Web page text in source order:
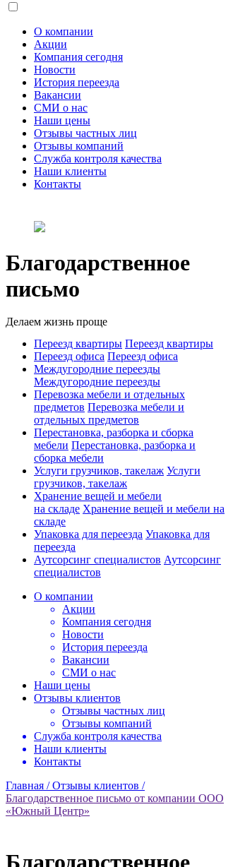
О компании
Акции
Компания сегодня
Новости
История переезда
Вакансии
СМИ о нас
Наши цены
Отзывы частных лиц
Отзывы компаний
Служба контроля качества
Наши клиенты
Контакты
Благодарственное
письмо
Делаем жизнь проще
Переезд квартиры Переезд квартиры
Переезд офиса Переезд офиса
Междугородние переезды
Междугородние переезды
Перевозка мебели и отдельных
предметов Перевозка мебели и
отдельных предметов
Перестановка, разборка и сборка
мебели Перестановка, разборка и
сборка мебели
Услуги грузчиков, такелаж Услуги
грузчиков, такелаж
Хранение вещей и мебели
на складе Хранение вещей и мебели на
складе
Упаковка для переезда Упаковка для
переезда
Аутсорсинг специалистов Аутсорсинг
специалистов
О компании
Акции
Компания сегодня
Новости
История переезда
Вакансии
СМИ о нас
Наши цены
Отзывы клиентов
Отзывы частных лиц
Отзывы компаний
Служба контроля качества
Наши клиенты
Контакты
Главная /Отзывы клиентов /
Благодарственное письмо от компании ООО
«Южный Центр»